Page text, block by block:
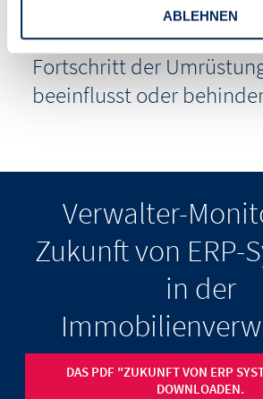
ABLEHNEN
vollständig abgeschlossen
Welche Faktoren haben
Fortschritt der
beeinflusst oder
Verwalter-
Zukunft von ERP-
in der
DAS PDF "ZUKUNFT VON ERP
DOWNLOADEN.